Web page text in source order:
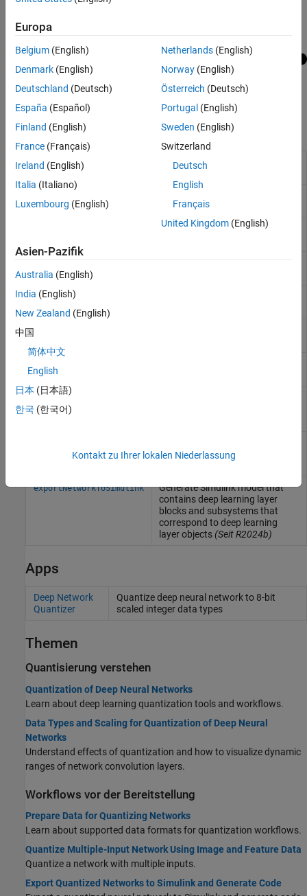
Funktionen
dlquantizer
Quantize a deep neural network
deep neural network
Prepare deep neural network for
calibrate
Simulate and collect ranges of a
quantize
validate
estimateNetworkMetrics
deep neural network
exportNetworkToSimulink GenerateSimulinkmodel that
contains deep learning layer
blocks and subsystems that
correspond to deep learning
layer objects(Seit R2024b)
Apps
Deep Network
Quantizer
Quantize deep neural network to 8-bit
scaled integer data types
Themen
Quantisierung verstehen
Quantization of Deep Neural Networks
Learn about deep learning quantization tools and workflows.
Data Types and Scaling for Quantization of Deep Neural
Networks
Understand effects of quantization and how to visualize dynamic
ranges of network convolution layers.
Workflows vor der Bereitstellung
Prepare Data for Quantizing Networks
Learn about supported data formats for quantization workflows.
Quantize Multiple-Input Network Using Image and Feature Data
Quantize a network with multiple inputs.
Export Quantized Networks to Simulink and Generate Code
Europa
Belgium (English)
Denmark (English)
Deutschland (Deutsch)
España (Español)
Finland (English)
France (Français)
Ireland (English)
Italia (Italiano)
Luxembourg (English)
Netherlands(English)
Norway(English)
Österreich (Deutsch)
Portugal (English)
Sweden (English)
Switzerland
Deutsch
English
Français
United Kingdom(English)
Asien-Pazifik
Australia (English)
India (English)
New Zealand (English)
中国
简体中文
English
日本 (日本語)
한국 (한국어)
Kontakt zu Ihrer lokalen Niederlassung